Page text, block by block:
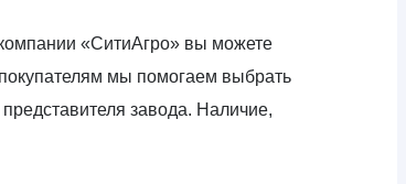
«СитиАгро» вы можете
мы помогаем выбрать
завода. Наличие,